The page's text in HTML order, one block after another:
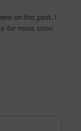
on this post. I
for more soon.